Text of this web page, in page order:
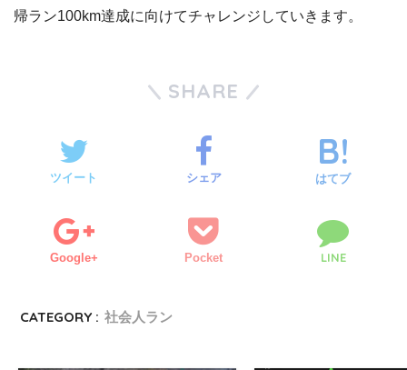
帰ラン100km達成に向けてチャレンジしていきます。
SHARE
ツイート シェア はてブ
Google+ Pocket LINE
CATEGORY : 社会人ラン